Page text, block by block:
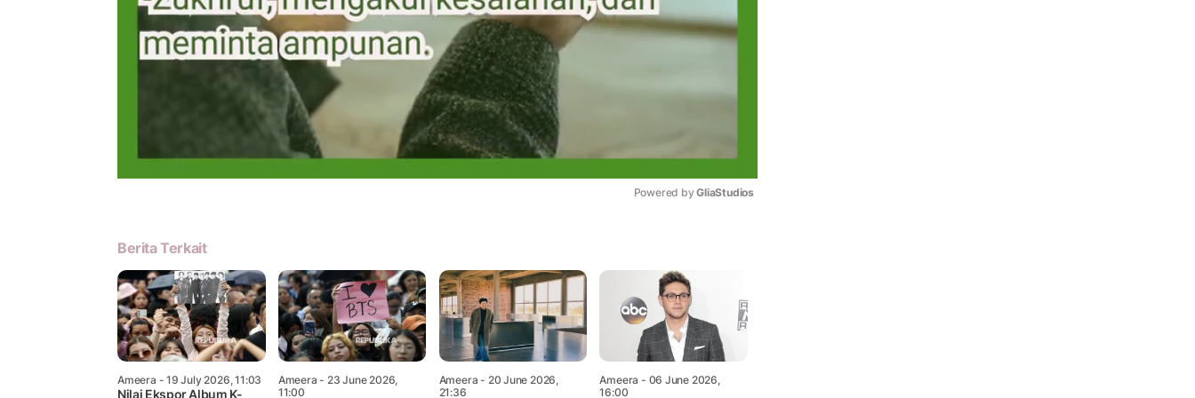
Powered by GliaStudios
Berita Terkait
Ameera - 19 July 2026, 11:03
Nilai Ekspor Album K-
Ameera - 23 June 2026,
11:00
Ameera - 20 June 2026,
21:36
Ameera - 06 June 2026,
16:00